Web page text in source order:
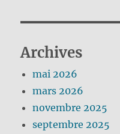
Archives
mai 2026
mars 2026
novembre 2025
septembre 2025